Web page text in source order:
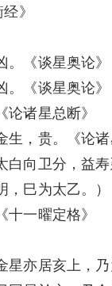
》
《谈星奥论》
《谈星奥论》
诸星总断》
，贵。《论诸
向卫分，益
巳为太乙。）
一曜定格》
星亦居亥上